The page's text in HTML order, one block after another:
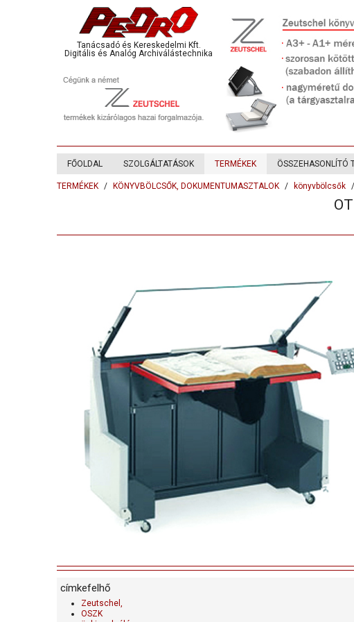
Tanácsadó és Kereskedelmi Kft.
Digitális és Analóg Archiválástechnika
FŐOLDAL SZOLGÁLTATÁSOK TERMÉKEK ÖSSZEHASONLÍTÓ
TERMÉKEK KÖNYVBÖLCSŐK, DOKUMENTUMASZTALOK könyvbölcsők
címkefelhő
Zeutschel,
OSZK